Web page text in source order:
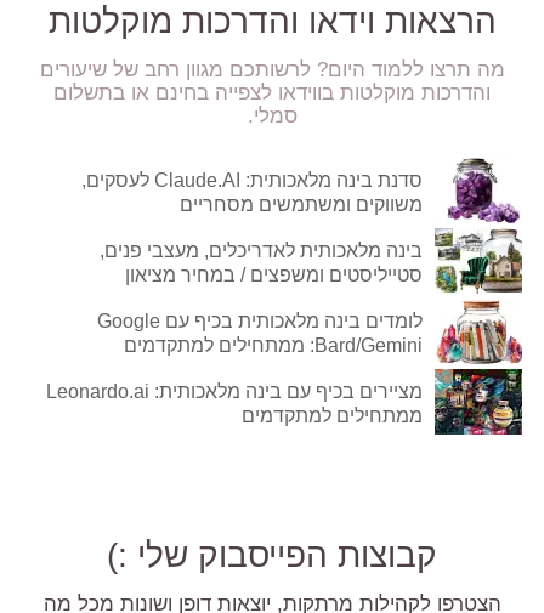
הרצאות וידאו והדרכות מוקלטות
מה תרצו ללמוד היום? לרשותכם מגוון רחב של שיעורים
והדרכות מוקלטות בווידאו לצפייה בחינם או בתשלום
סמלי.
סדנת בינה מלאכותית: Claude.AI לעסקים,
משווקים ומשתמשים מסחריים
בינה מלאכותית לאדריכלים, מעצבי פנים,
סטייליסטים ומשפצים / במחיר מציאון
לומדים בינה מלאכותית בכיף עם Google
Bard/Gemini: ממתחילים למתקדמים
מציירים בכיף עם בינה מלאכותית: Leonardo.ai
ממתחילים למתקדמים
קבוצות הפייסבוק שלי :)
הצטרפו לקהילות מרתקות, יוצאות דופן ושונות מכל מה